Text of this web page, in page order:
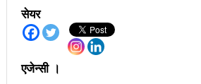
अझ सुदृढ बनाएको छः प्रचण्ड
छिटफुटबाहेक शान्तिपूर्ण रुपमा मतदान
आज प्रतिनिधिसभा सदस्य निर्वाचनः
सेयर
एजेन्सी ।